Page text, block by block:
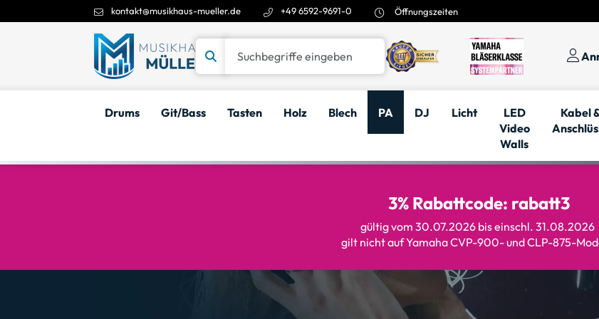
kontakt@musikhaus-mueller.de +49 6592-9691-0 Öffnungszeiten
Drums Git/Bass Tasten Holz Blech PA DJ Licht
LED
Video
Walls
Kabel
3% Rabattcode: rabatt3
gültig vom 30.07.2026 bis einschl. 31.08.2026
gilt nicht auf Yamaha CVP-900- und CLP-875-